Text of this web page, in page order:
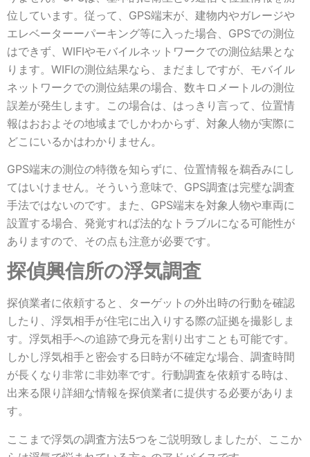
位しています。従って、GPS端末が、建物内やガレージや
エレベーターーパーキング等に入った場合、GPSでの測位
はできず、WIFIやモバイルネットワークでの測位結果とな
ります。WIFIの測位結果なら、まだましですが、モバイル
ネットワークでの測位結果の場合、数キロメートルの測位
誤差が発生します。この場合は、はっきり言って、位置情
報はおおよその地域までしかわからず、対象人物が実際に
どこにいるかはわかりません。
GPS端末の測位の特徴を知らずに、位置情報を鵜呑みにし
てはいけません。そういう意味で、GPS調査は完璧な調査
手法ではないのです。また、GPS端末を対象人物や車両に
設置する場合、発覚すれば法的なトラブルになる可能性が
ありますので、その点も注意が必要です。
探偵興信所の浮気調査
探偵業者に依頼すると、ターゲットの外出時の行動を確認
したり、浮気相手が住宅に出入りする際の証拠を撮影しま
す。浮気相手への追跡で身元を割り出すことも可能です。
しかし浮気相手と密会する日時が不確定な場合、調査時間
が長くなり非常に非効率です。行動調査を依頼する時は、
出来る限り詳細な情報を探偵業者に提供する必要がありま
す。
ここまで浮気の調査方法5つをご説明致しましたが、ここか